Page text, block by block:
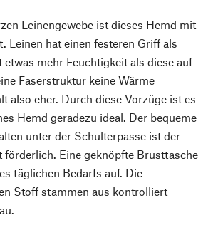
Leinengewebe ist dieses Hemd mit
Leinen hat einen festeren Griff als
mehr Feuchtigkeit als diese auf
Faserstruktur keine Wärme
also eher. Durch diese Vorzüge ist es
Hemd geradezu ideal. Der bequeme
unter der Schulterpasse ist der
förderlich. Eine geknöpfte Brusttasche
täglichen Bedarfs auf. Die
Stoff stammen aus kontrolliert